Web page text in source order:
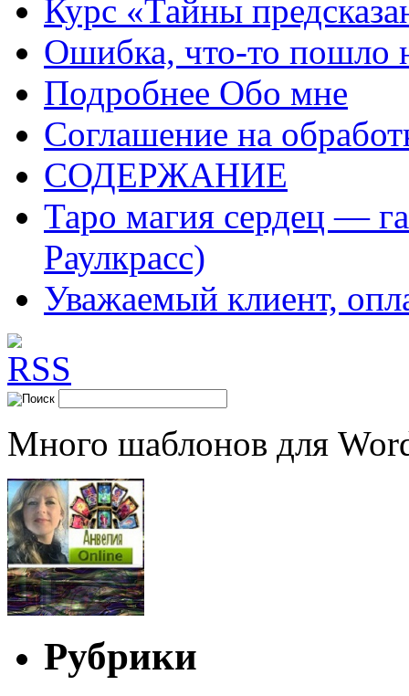
Курс «Тайны
Ошибка, что-то пошло
Подробнее Обо мне
Соглашение на
СОДЕРЖАНИЕ
Таро магия сердец —
Раулкрасс)
Уважаемый клиент,
Много шаблонов для
Рубрики